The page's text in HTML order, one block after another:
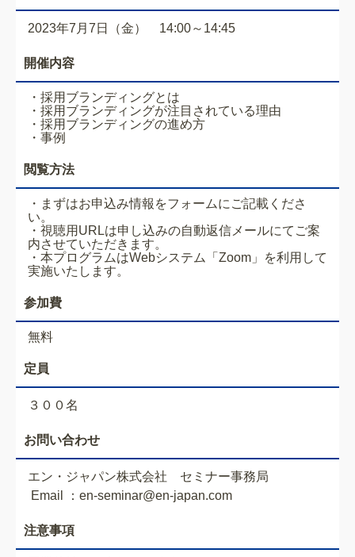
2023年7月7日（金） 14:00～14:45
開催内容
・採用ブランディングとは
・採用ブランディングが注目されている理由
・採用ブランディングの進め方
・事例
閲覧方法
・まずはお申込み情報をフォームにご記載くださ
い。
・視聴用URLは申し込みの自動返信メールにてご案
内させていただきます。
・本プログラムはWebシステム「Zoom」を利用して
実施いたします。
参加費
無料
定員
３００名
お問い合わせ
エン・ジャパン株式会社 セミナー事務局
Email ：en-seminar@en-japan.com
注意事項